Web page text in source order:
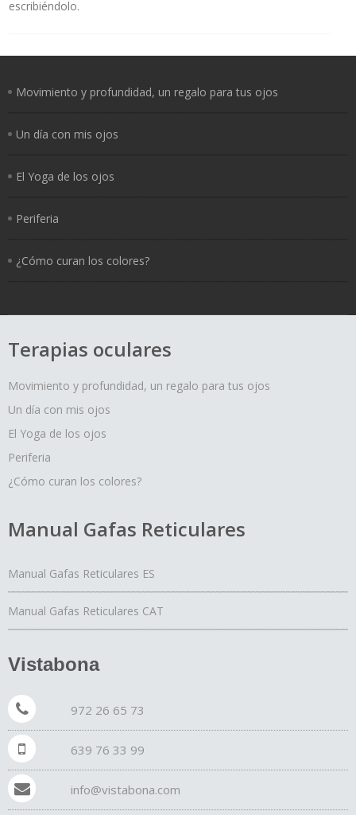
escribiéndolo.
Movimiento y profundidad, un regalo para tus ojos
Un día con mis ojos
El Yoga de los ojos
Periferia
¿Cómo curan los colores?
Terapias oculares
Movimiento y profundidad, un regalo para tus ojos
Un día con mis ojos
El Yoga de los ojos
Periferia
¿Cómo curan los colores?
Manual Gafas Reticulares
Manual Gafas Reticulares ES
Manual Gafas Reticulares CAT
Vistabona
972 26 65 73
639 76 33 99
info@vistabona.com